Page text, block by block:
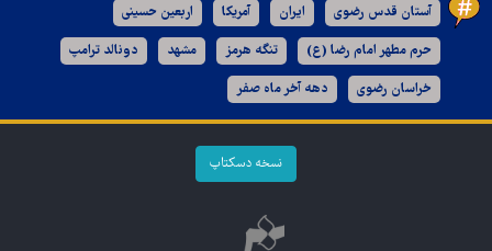
آستان قدس رضوی ایران آمریکا اربعین حسینی
حرم مطهر امام رضا (ع) تنگه هرمز مشهد دونالد ترامپ
خراسان رضوی دهه آخر ماه صفر
نسخه دسکتاپ